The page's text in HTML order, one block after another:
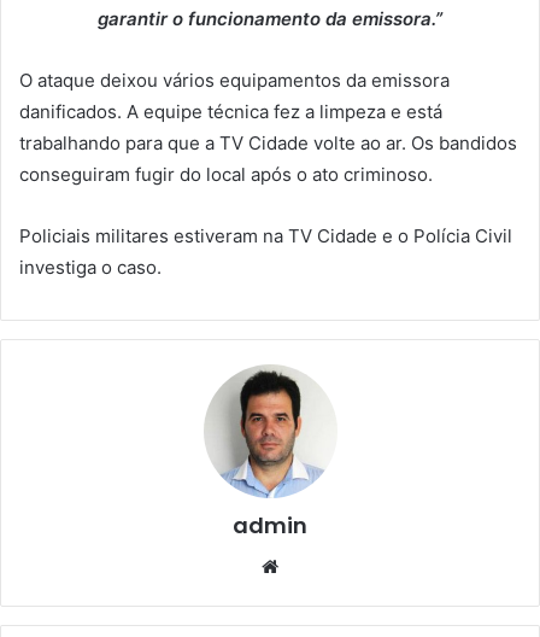
garantir o funcionamento da emissora.”
O ataque deixou vários equipamentos da emissora
danificados. A equipe técnica fez a limpeza e está
trabalhando para que a TV Cidade volte ao ar. Os bandidos
conseguiram fugir do local após o ato criminoso.
Policiais militares estiveram na TV Cidade e o Polícia Civil
investiga o caso.
admin
te